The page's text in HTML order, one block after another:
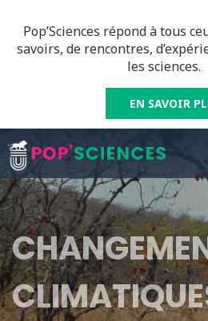
Pop’Sciences répond à tous
savoirs, de rencontres,
les sciences.
EN SAVOIR